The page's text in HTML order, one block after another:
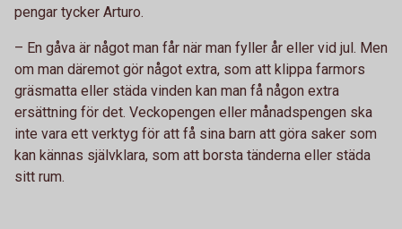
pengar tycker Arturo.
– En gåva är något man får när man fyller år eller vid jul. Men
om man däremot gör något extra, som att klippa farmors
gräsmatta eller städa vinden kan man få någon extra
ersättning för det. Veckopengen eller månadspengen ska
inte vara ett verktyg för att få sina barn att göra saker som
kan kännas självklara, som att borsta tänderna eller städa
sitt rum.